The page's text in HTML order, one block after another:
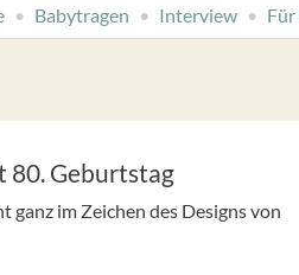
Babytragen Interview
80. Geburtstag
ganz im Zeichen des Designs von